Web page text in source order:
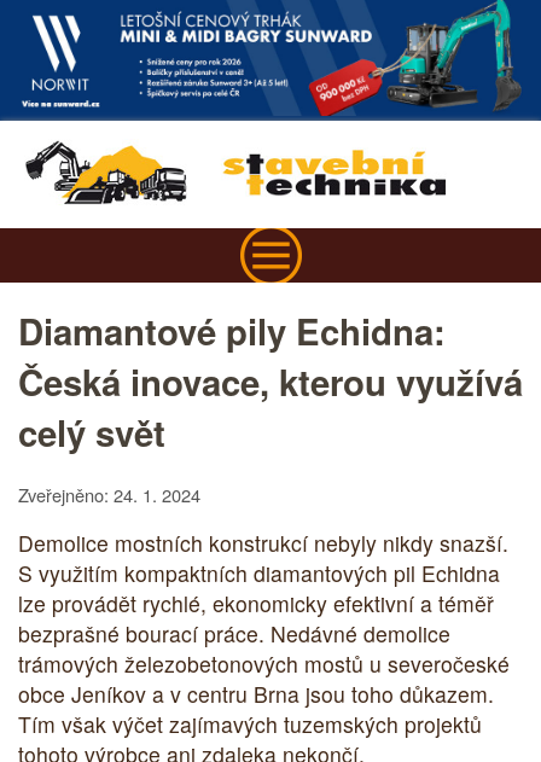
Diamantové pily Echidna:
Česká inovace, kterou využívá
celý svět
Zveřejněno: 24. 1. 2024
Demolice mostních konstrukcí nebyly nikdy snazší.
S využitím kompaktních diamantových pil Echidna
lze provádět rychlé, ekonomicky efektivní a téměř
bezprašné bourací práce. Nedávné demolice
trámových železobetonových mostů u severočeské
obce Jeníkov a v centru Brna jsou toho důkazem.
Tím však výčet zajímavých tuzemských projektů
tohoto výrobce ani zdaleka nekončí.